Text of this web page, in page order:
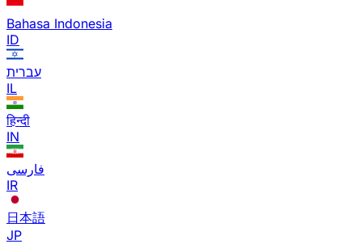
Bahasa Indonesia
ID
עברית
IL
हिन्दी
IN
فارسی
IR
日本語
JP